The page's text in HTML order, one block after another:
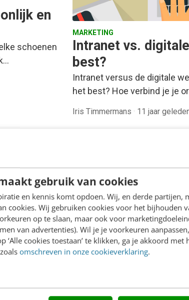
gebruik van cookies
en kennis komt opdoen. Wij, en derde partijen,
cookies. Wij gebruiken cookies voor het bijhouden
op te slaan, maar ook voor
van advertenties). Wil je je voorkeuren
‘Alle cookies toestaan’ te klikken, ga je akkoord met
omschreven in onze cookieverklaring.
en
schoenen
MARKETING
Intranet vs.
best?
Intranet versus de digitale
het best? Hoe verbind je je
Iris Timmermans · 11 jaar